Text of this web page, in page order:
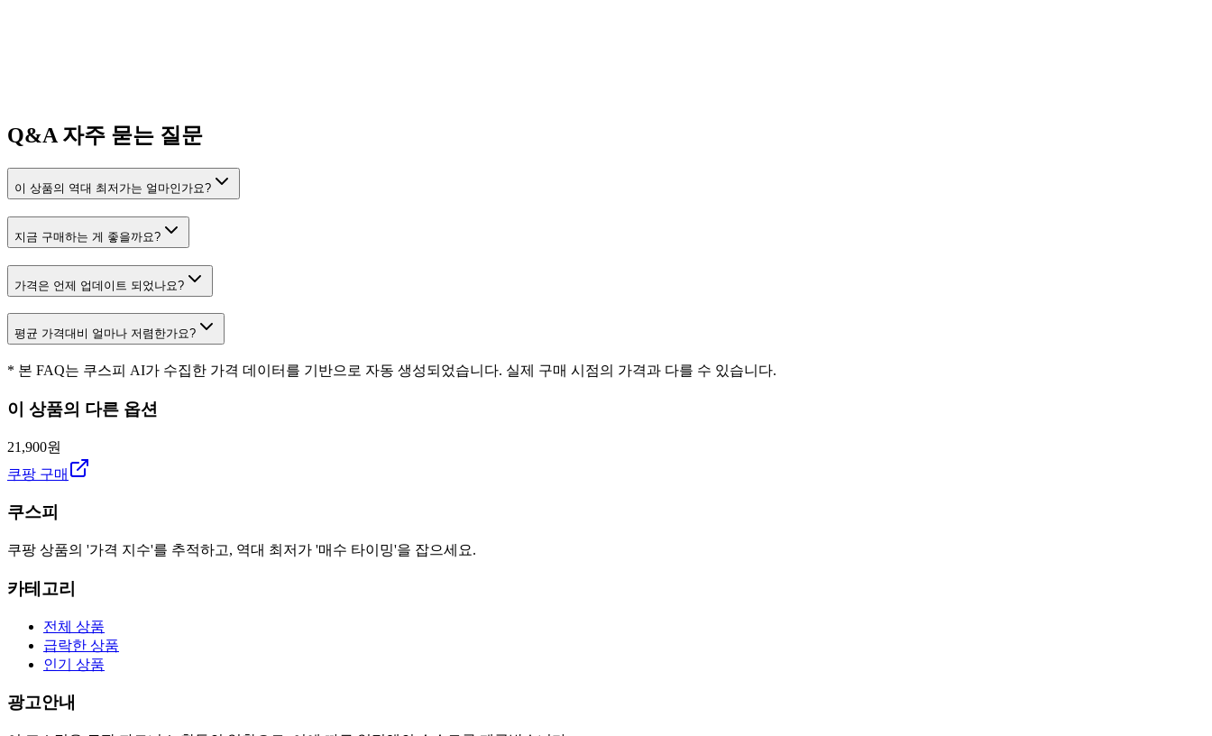
Q&A자주 묻는 질문
이 상품의 역대 최저가는 얼마인가요?
지금 구매하는 게 좋을까요?
가격은 언제 업데이트 되었나요?
평균 가격대비 얼마나 저렴한가요?
* 본 FAQ는 쿠스피 AI가 수집한 가격 데이터를 기반으로 자동 생성되었습니다. 실제 구매 시점의 가격과 다를 수 있습니다.
이 상품의 다른 옵션
21,900원
쿠팡 구매
쿠스피
쿠팡 상품의 '가격 지수'를 추적하고, 역대 최저가 '매수 타이밍'을 잡으세요.
카테고리
전체 상품
급락한 상품
인기 상품
광고안내